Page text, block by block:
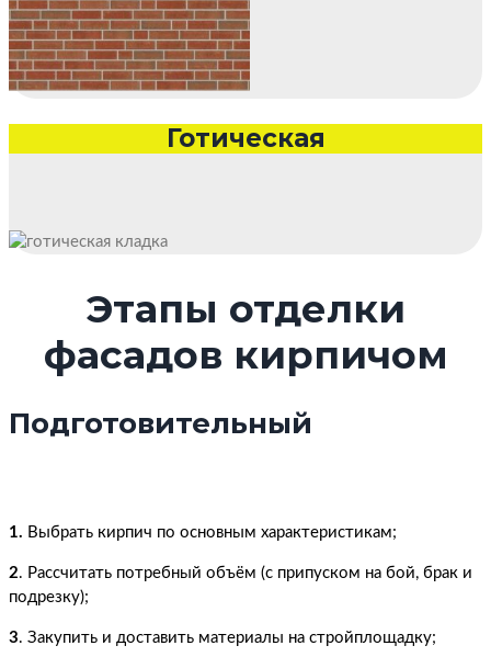
Готическая
Этапы отделки
фасадов кирпичом
Подготовительный
1. Выбрать кирпич по основным характеристикам;
2. Рассчитать потребный объём (с припуском на бой, брак и
подрезку);
3. Закупить и доставить материалы на стройплощадку;